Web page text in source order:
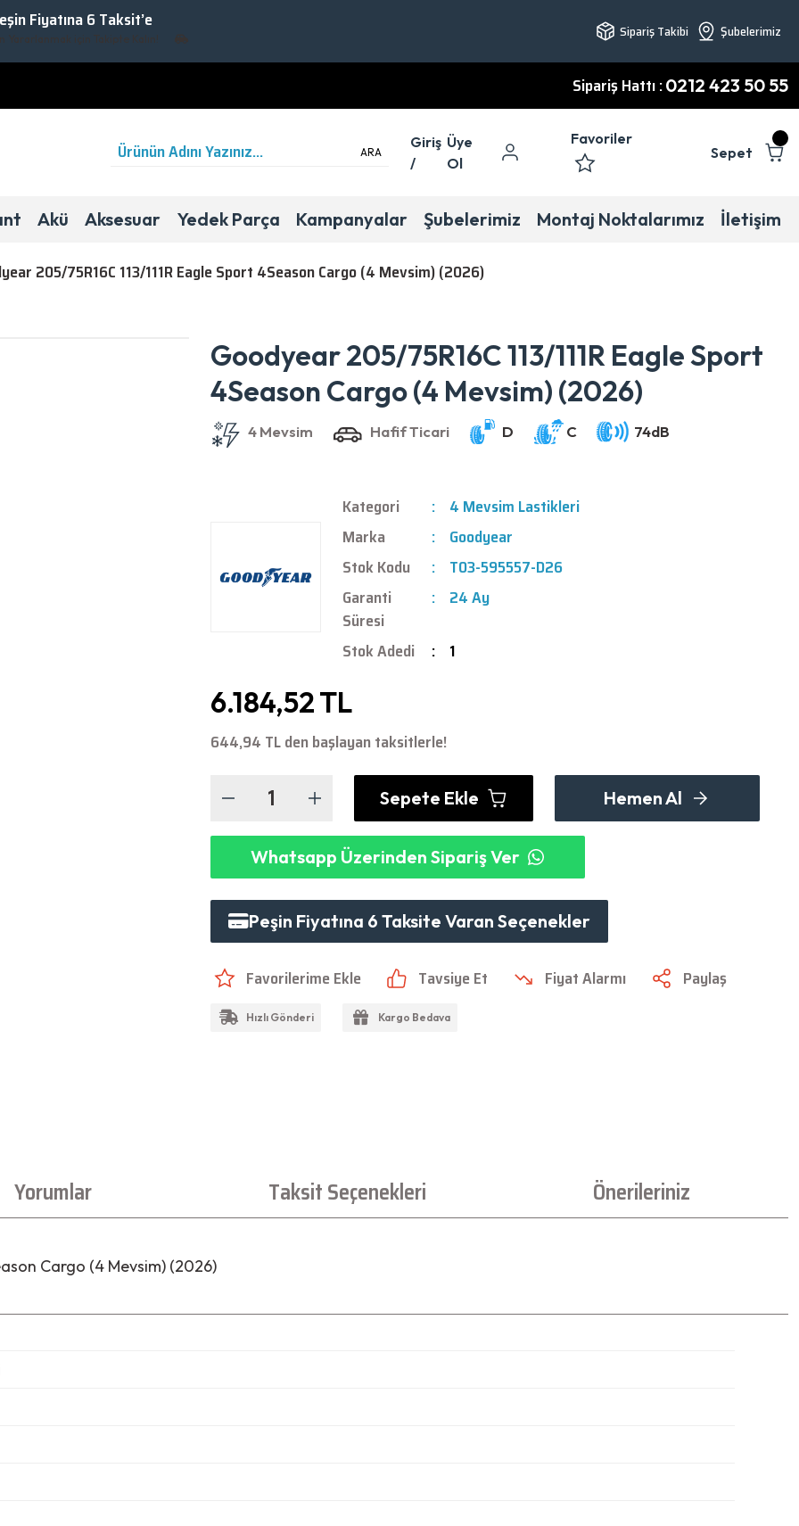
Fiyatına 6 Taksit’e
Sipariş Takibi Şubelerimiz
Sipariş Hattı :0212 423 50 55
ARA
Giriş
/
Üye
Ol
Favoriler
Sepet
Akü Aksesuar Yedek Parça Kampanyalar Şubelerimiz Montaj Noktalarımız İletişim
205/75R16C 113/111R Eagle Sport 4Season Cargo (4 Mevsim) (2026)
Goodyear 205/75R16C 113/111R Eagle Sport
4Season Cargo (4 Mevsim) (2026)
Kategori
4 Mevsim Lastikleri
Marka
Goodyear
Stok Kodu
T03-595557-D26
Garanti
Süresi
24 Ay
Stok Adedi 1
6.184,52 TL
644,94 TL den başlayan taksitlerle!
Sepete Ekle Hemen Al
Whatsapp Üzerinden Sipariş Ver
Peşin Fiyatına 6 Taksite Varan Seçenekler
Tavsiye Et Fiyat Alarmı Paylaş
Hızlı Gönderi Kargo Bedava
Yorumlar Taksit Seçenekleri Önerileriniz
Cargo (4 Mevsim) (2026)